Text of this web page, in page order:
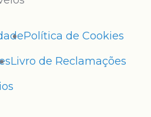
Política de Cookies
Livro de Reclamações